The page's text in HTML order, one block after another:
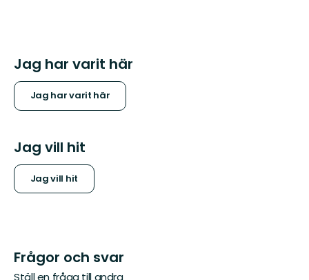
Jag har varit här
Jag har varit här
Jag vill hit
Jag vill hit
Frågor och svar
Ställ en fråga till andra